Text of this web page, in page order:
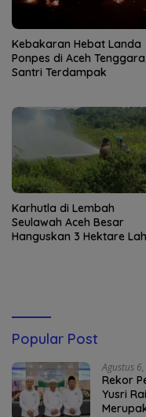
Kebakaran Hebat Landa
Ponpes di Aceh
Santri Terdampak
Karhutla di Lembah
Seulawah Aceh Besar
Hanguskan 3 Hektare
Popular Post
Agustus
Rekor
Yusri